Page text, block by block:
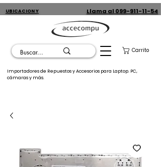
UBICACION Y
Llama al 099-911-11-54
Carrito
Importadores de Repuestos y Accesorios para Laptop. PC,
cámaras y más.